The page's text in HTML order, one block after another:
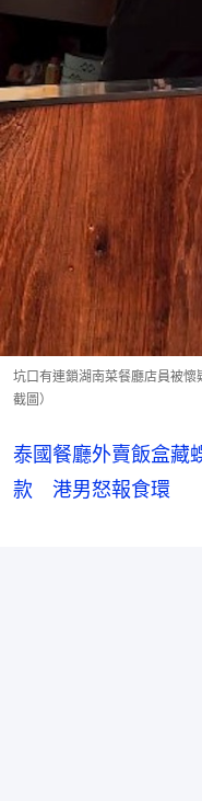
坑口有連鎖湖南菜餐廳店員被
截圖）
泰國餐廳外賣飯盒藏
款 港男怒報食環